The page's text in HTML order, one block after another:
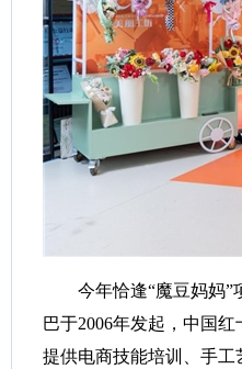
今年恰逢“魔豆妈妈”
巴于2006年发起，中国
提供电商技能培训、手